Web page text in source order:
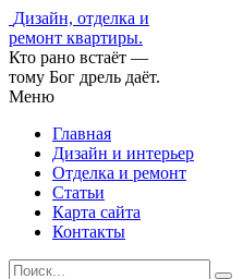
Дизайн, отделка и
ремонт квартиры.
Кто рано встаёт —
тому Бог дрель даёт.
Меню
Главная
Дизайн и интерьер
Отделка и ремонт
Статьи
Карта сайта
Контакты